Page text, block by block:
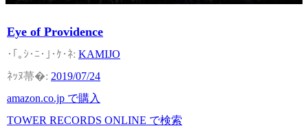
Eye of Providence
KAMIJO
2019/07/24
amazon.co.jp で購入
TOWER RECORDS ONLINE で検索